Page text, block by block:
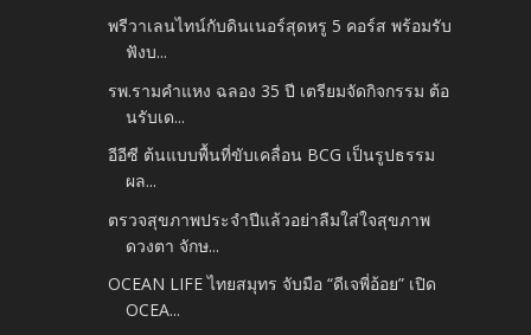
พรีวาเลนไทน์กับดินเนอร์สุดหรู 5 คอร์ส พร้อมรับ
ฟังบ...
รพ.รามคำแหง ฉลอง 35 ปี เตรียมจัดกิจกรรม ต้อ
นรับเด...
อีอีซี ต้นแบบพื้นที่ขับเคลื่อน BCG เป็นรูปธรรม
ผล...
ตรวจสุขภาพประจำปีแล้วอย่าลืมใส่ใจสุขภาพ
ดวงตา จักษ...
OCEAN LIFE ไทยสมุทร จับมือ “ดีเจพี่อ้อย” เปิด
OCEA...